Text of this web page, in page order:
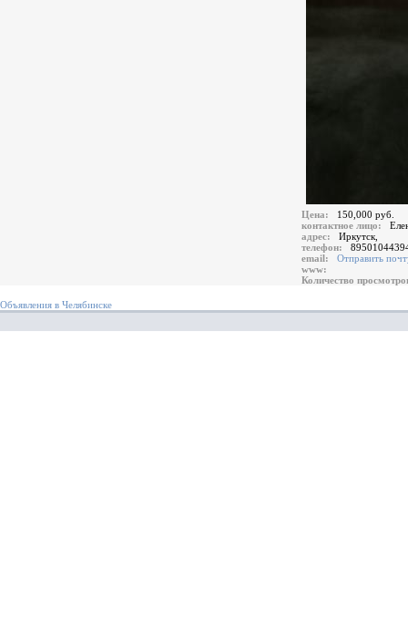
Цена:
150,000 руб.
контактное лицо:
адрес:
Иркутск,
телефон:
email:
Отправить
www:
Количество
Объявления в Челябинске